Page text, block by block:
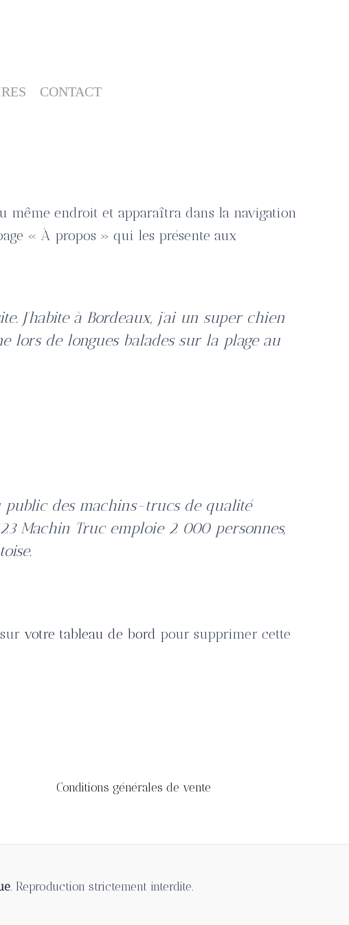
CONTACT
même endroit et apparaîtra dans la navigation
« À propos » qui les présente aux
J’habite à Bordeaux, j’ai un super chien
lors de longues balades sur la plage au
public des machins-trucs de qualité
Machin Truc emploie 2 000 personnes,
votre tableau de bord pour supprimer cette
Conditions générales de vente
. Reproduction strictement interdite.